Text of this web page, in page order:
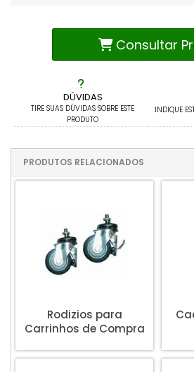
DÚVIDAS
TIRE SUAS DÚVIDAS SOBRE ESTE
PRODUTO
INDIQUE
Consultar
PRODUTOS RELACIONADOS
Rodizios para
Carrinhos de Compra